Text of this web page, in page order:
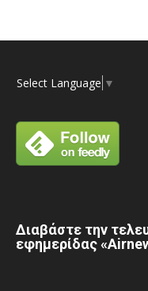
Select Language ▼
Διαβάστε την
εφημερίδας